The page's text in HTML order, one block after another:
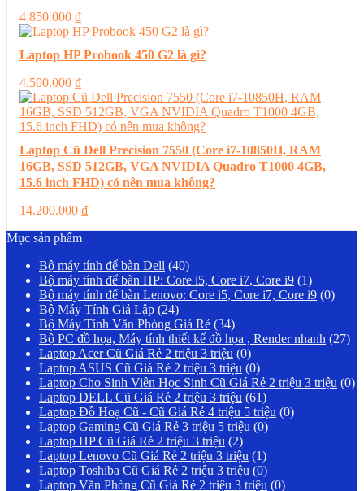
4.850.000 ₫
Laptop HP Probook 450 G2 là gì?
4.500.000 ₫
Laptop Cũ Dell Precision 7550 (Core i7-10850H, RAM
16GB, SSD 512GB, VGA NVIDIA Quadro T1000 4GB,
15.6 inch FHD) có nên mua không?
14.200.000 ₫
Mục sản phẩm
Bộ máy tính để bàn Dell (40)
Bộ máy tính để bàn HP: Core i5, Core i7, Core i9 (1)
Bộ máy tính để bàn Lenovo: Core i5, Core i7, Core i9 (0)
Bộ Máy Tính Giả Lập (24)
Bộ Máy Tính Văn Phòng Giá Rẻ (34)
Bộ PC đồ họa, Máy tính thiết kế đồ họa , Render nhanh (27)
Laptop Acer Cũ Giá Rẻ 2 triệu 3 triệu (0)
Laptop ASUS Cũ Giá Rẻ 2 triệu 3 triệu (0)
Laptop Cho Sinh Viên Học Sinh Cũ Giá Rẻ 2 triệu 3 triệu (0)
Laptop DELL Cũ Giá Rẻ 2 triệu 3 triệu (61)
Laptop Đồ Hoạ Cũ - Cũ Giá Rẻ 4 triệu 5 triệu (0)
Laptop Gaming Cũ Giá Rẻ 3 triệu 5 triệu (0)
Laptop HP Cũ Giá Rẻ 2 triệu 3 triệu (2)
Laptop Lenovo Cũ Giá Rẻ 2 triệu 3 triệu (1)
Laptop Toshiba Cũ Giá Rẻ 2 triệu 3 triệu (0)
Laptop Văn Phòng Cũ Giá Rẻ 2 triệu 3 triệu (0)